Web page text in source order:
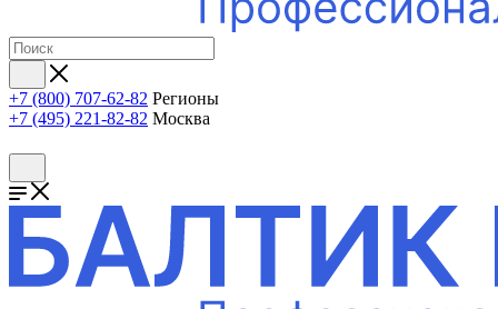
+7 (800) 707-62-82 Регионы
+7 (495) 221-82-82 Москва